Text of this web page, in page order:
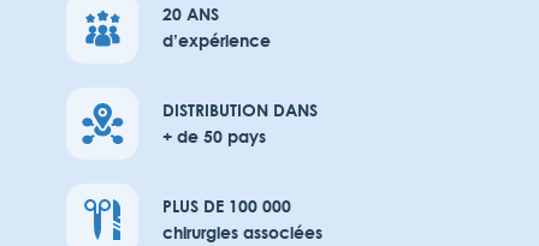
20 ANS
d’expérience
DISTRIBUTION DANS
+ de 50 pays
PLUS DE 100 000
chirurgies associées